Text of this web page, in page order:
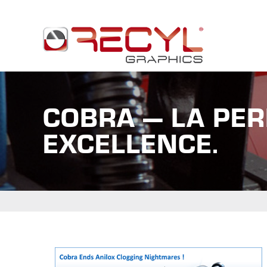
COBRA — LA
EXCELLENCE.